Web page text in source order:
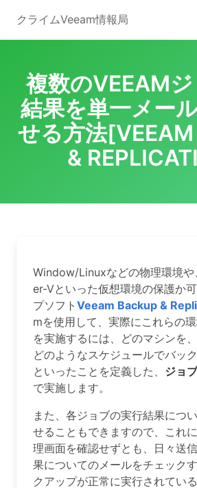
content
クライムVeeam情報局
複数のVEEAM
結果を単一メー
せる方法
&
Window/Linuxなどの物理環境
er-Vといった仮想環境の保護か
プソフト Veeam Backup &
mを使用して、実際にこれらの
を実施するには、どのマシンを
どのようなスケジュールでバッ
といったことを定義した、 ジョ
で実施します。
また、各ジョブの実行結果につ
せることもできますので、これ
理画面を確認せずとも、日々送
果についてのメールをチェック
クアップが正常に実行されてい